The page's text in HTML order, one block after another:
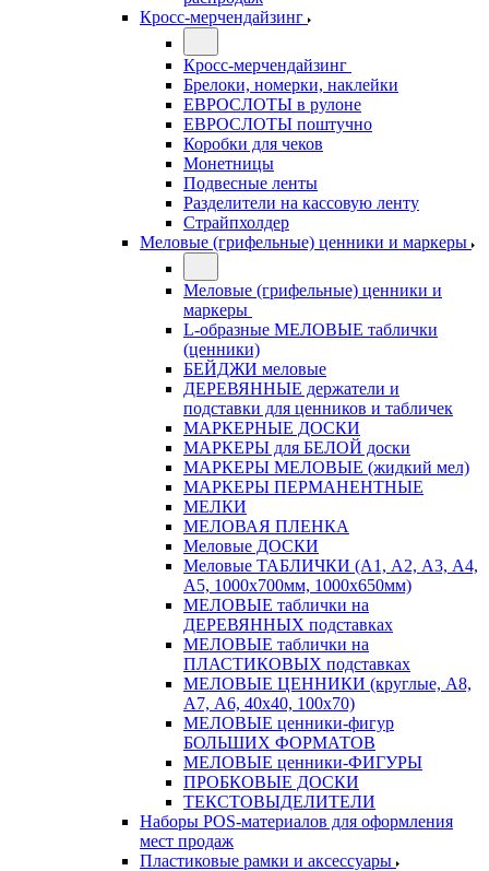
Кросс-мерчендайзинг
Кросс-мерчендайзинг
Брелоки, номерки, наклейки
ЕВРОСЛОТЫ в рулоне
ЕВРОСЛОТЫ поштучно
Коробки для чеков
Монетницы
Подвесные ленты
Разделители на кассовую ленту
Страйпхолдер
Меловые (грифельные) ценники и маркеры
Меловые (грифельные) ценники и
маркеры
L-образные МЕЛОВЫЕ таблички
(ценники)
БЕЙДЖИ меловые
ДЕРЕВЯННЫЕ держатели и
подставки для ценников и табличек
МАРКЕРНЫЕ ДОСКИ
МАРКЕРЫ для БЕЛОЙ доски
МАРКЕРЫ МЕЛОВЫЕ (жидкий мел)
МАРКЕРЫ ПЕРМАНЕНТНЫЕ
МЕЛКИ
МЕЛОВАЯ ПЛЕНКА
Меловые ДОСКИ
Меловые ТАБЛИЧКИ (А1, А2, А3, А4,
А5, 1000х700мм, 1000х650мм)
МЕЛОВЫЕ таблички на
ДЕРЕВЯННЫХ подставках
МЕЛОВЫЕ таблички на
ПЛАСТИКОВЫХ подставках
МЕЛОВЫЕ ЦЕННИКИ (круглые, А8,
А7, А6, 40х40, 100х70)
МЕЛОВЫЕ ценники-фигур
БОЛЬШИХ ФОРМАТОВ
МЕЛОВЫЕ ценники-ФИГУРЫ
ПРОБКОВЫЕ ДОСКИ
ТЕКСТОВЫДЕЛИТЕЛИ
Наборы POS-материалов для оформления
мест продаж
Пластиковые рамки и аксессуары